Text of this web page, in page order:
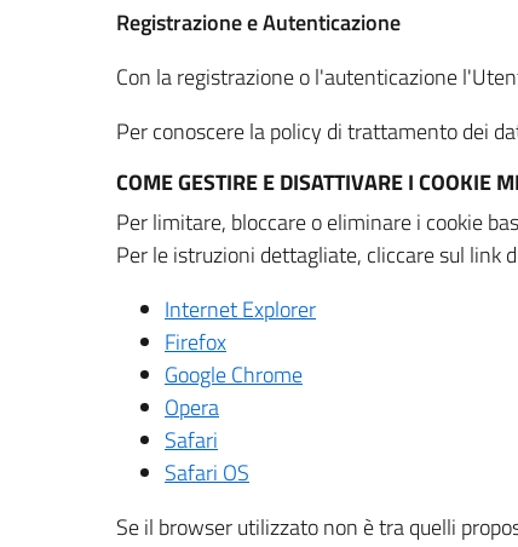
Registrazione e Autenticazione
Con la registrazione o l'autenticazione
Per conoscere la policy di trattamento dei
COME GESTIRE E DISATTIVARE I COOKIE
Per limitare, bloccare o eliminare i cookie
Per le istruzioni dettagliate, cliccare sul link
Internet Explorer
Firefox
Google Chrome
Opera
Safari
Safari OS
Se il browser utilizzato non è tra quelli